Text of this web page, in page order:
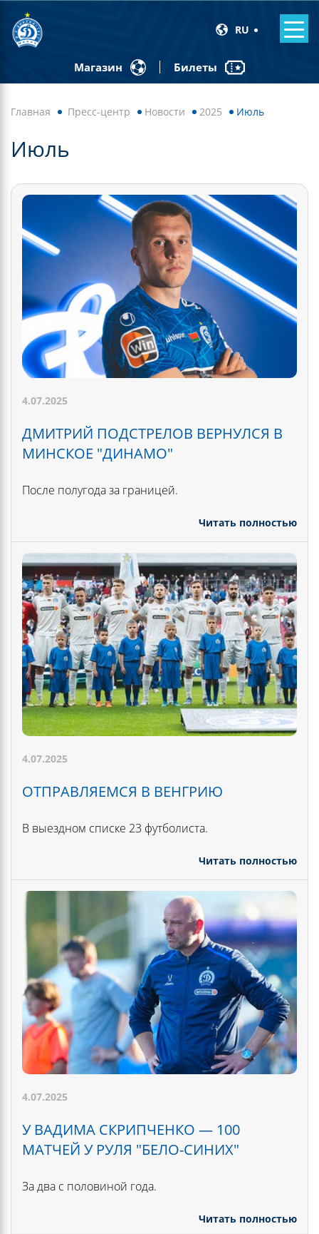
RU
Магазин Билеты
Главная Пресс-центр Новости 2025 Июль
Июль
4.07.2025
ДМИТРИЙ ПОДСТРЕЛОВ ВЕРНУЛСЯ В
МИНСКОЕ "ДИНАМО"
После полугода за границей.
Читать полностью
4.07.2025
ОТПРАВЛЯЕМСЯ В ВЕНГРИЮ
В выездном списке 23 футболиста.
Читать полностью
4.07.2025
У ВАДИМА СКРИПЧЕНКО — 100
МАТЧЕЙ У РУЛЯ "БЕЛО-СИНИХ"
За два с половиной года.
Читать полностью